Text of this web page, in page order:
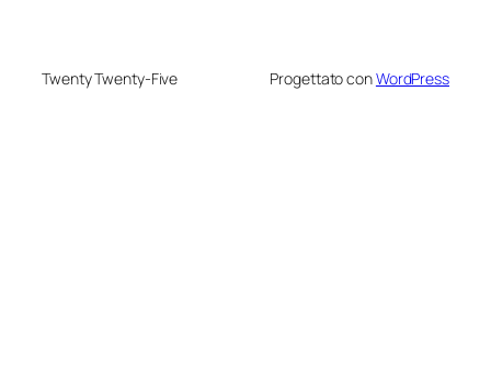
Twenty Twenty-Five Progettato conWordPress